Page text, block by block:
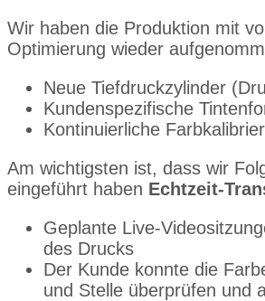
Wir haben die Produktion mit
Optimierung wieder
Neue Tiefdruckzylinder
Kundenspezifische
Kontinuierliche
Am wichtigsten ist, dass wir
eingeführt haben Echtzeit-
Geplante Live-
des Drucks
Der Kunde konnte die
und Stelle überprüfen und